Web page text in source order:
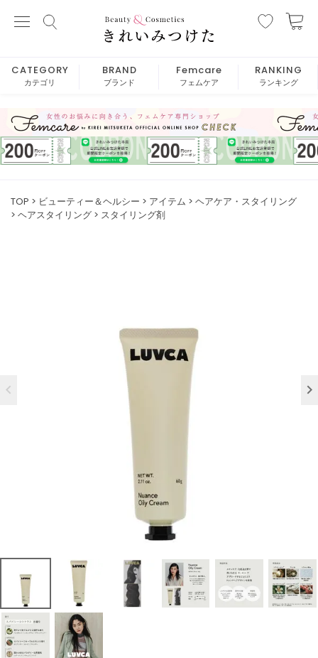
CATEGORY
カテゴリ
BRAND
ブランド
Femcare
フェムケア
RANKING
ランキング
TOP ビューティー＆ヘルシー アイテム
ヘアケア・スタイリング
ヘアスタイリング
スタイリング剤